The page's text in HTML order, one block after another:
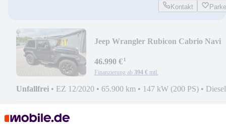
Kontakt
Jeep Wrangler Rubicon Cabrio Navi
46.990 €¹
Finanzierung ab 394 € mtl.
Unfallfrei • EZ 12/2020 • 65.900 km • 147 kW (200 PS) • Diesel